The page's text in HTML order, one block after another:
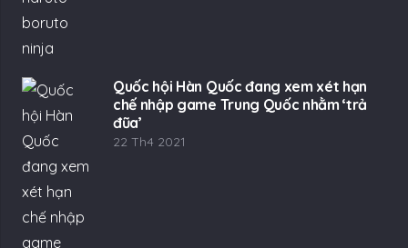
Quốc hội Hàn Quốc đang xem xét hạn
chế nhập game Trung Quốc nhằm ‘trả
đũa’
22 Th4 2021